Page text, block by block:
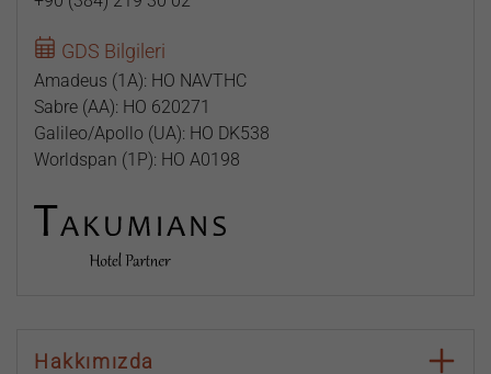
GDS Bilgileri
Amadeus (1A): HO NAVTHC
Sabre (AA): HO 620271
Galileo/Apollo (UA): HO DK538
Worldspan (1P): HO A0198
Hakkımızda